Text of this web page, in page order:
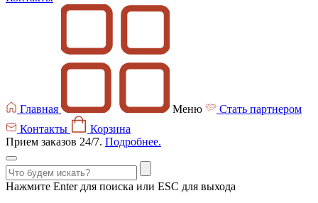
Главная Меню
Стать партнером
Контакты
Корзина
Прием заказов 24/7. Подробнее.
Нажмите Enter для поиска или ESC для выхода